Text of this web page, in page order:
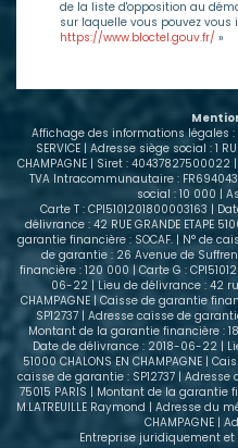
de la liste d'opposition au
sur laquelle vous pouvez vous
https://www.bloctel.gouv.fr/ »
Affichage des informations légales :
SERVICE | Adresse siège social : 1
CHAMPAGNE | Siret : 40437827500022 |
TVA Intracommunautaire :
social : 10 000 |
Carte T : CPI5101201800003163 |
délivrance : 42 RUE GRANDE ETAPE
garantie financière : SOCAF. | N° de
de garantie : 26 Avenue de
financière : 120 000 | Carte G :
06-22 | Lieu de délivrance : 42
CHAMPAGNE | Caisse de garantie
SP12737 | Adresse caisse de
Montant de la garantie financière :
Date de délivrance : 2018-06-22 |
51000 CHALONS EN CHAMPAGNE |
caisse de garantie : SP12737 |
75015 PARIS | Montant de la
M.LATREUILLE Raymond | Adresse du
CHAMPAGNE |
Entreprise juridiquement